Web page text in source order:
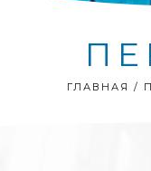
ГЛАВНАЯ /